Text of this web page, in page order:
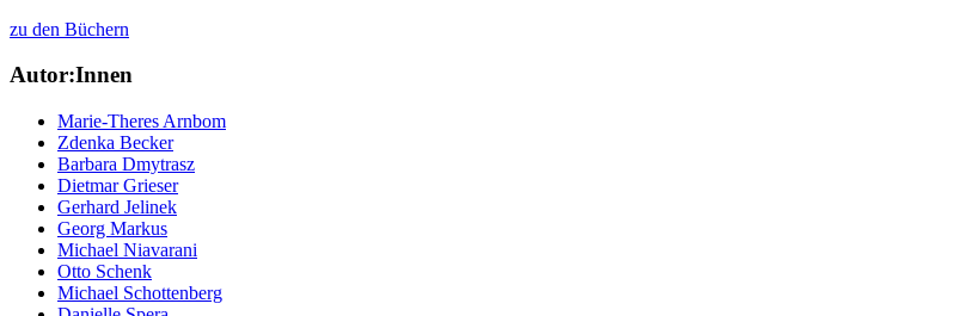
zu den Büchern
Autor:Innen
Marie-Theres Arnbom
Zdenka Becker
Barbara Dmytrasz
Dietmar Grieser
Gerhard Jelinek
Georg Markus
Michael Niavarani
Otto Schenk
Michael Schottenberg